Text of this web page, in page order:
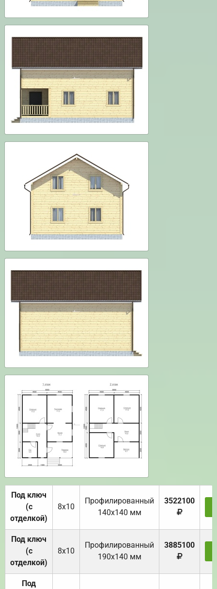
Под ключ
(с
отделкой)
8х10
Профилированный
140х140 мм
3522100
Под ключ
(с
отделкой)
8х10
Профилированный
190х140 мм
3885100
Под